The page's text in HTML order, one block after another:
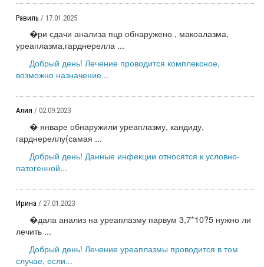
Равиль / 17.01.2025
�ри сдачи анализа пцр обнаружено , макоалазма,
уреаплазма,гарднерелла ...
Добрый день! Лечение проводится комплексное,
возможно назначение...
Алия / 02.09.2023
� январе обнаружили уреаплазму, кандиду,
гарднереллу(самая ...
Добрый день! Данные инфекции относятся к условно-
патогенной...
Ирина / 27.01.2023
�дала анализ на уреаплазму парвум 3,7*10?5 нужно ли
лечить ...
Добрый день! Лечение уреаплазмы проводится в том
случае, если...